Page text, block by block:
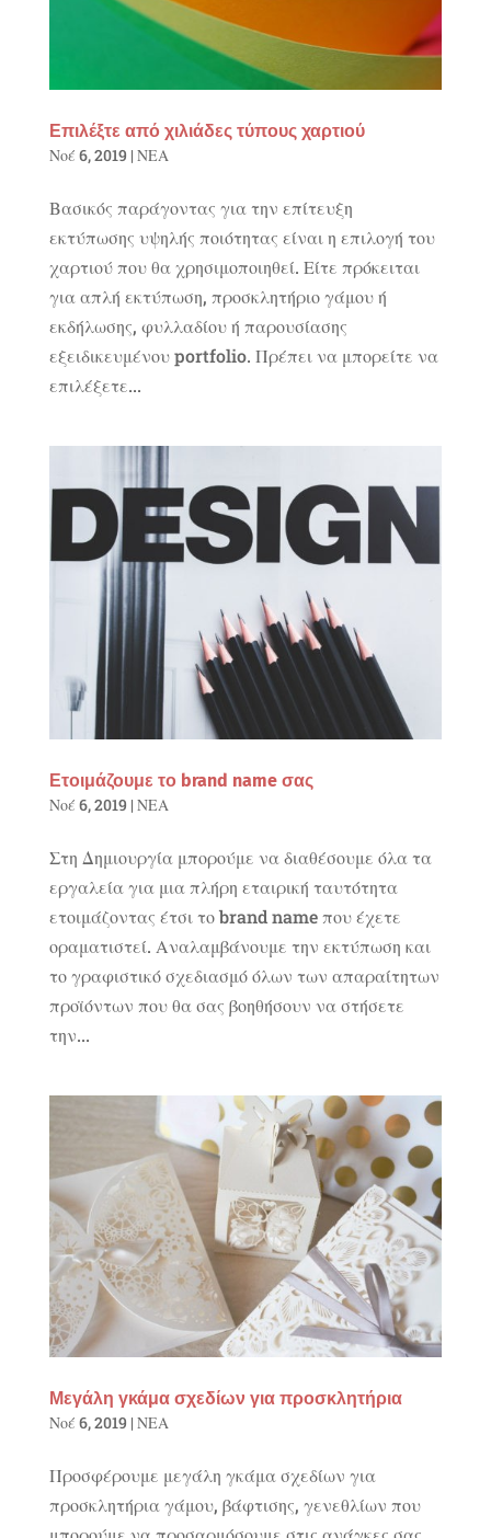
Επιλέξτε από χιλιάδες τύπους χαρτιού
Νοέ 6, 2019 | ΝΕΑ
Βασικός παράγοντας για την επίτευξη
εκτύπωσης υψηλής ποιότητας είναι η επιλογή του
χαρτιού που θα χρησιμοποιηθεί. Είτε πρόκειται
για απλή εκτύπωση, προσκλητήριο γάμου ή
εκδήλωσης, φυλλαδίου ή παρουσίασης
εξειδικευμένου portfolio. Πρέπει να μπορείτε να
επιλέξετε...
Ετοιμάζουμε το brand name σας
Νοέ 6, 2019 | ΝΕΑ
Στη Δημιουργία μπορούμε να διαθέσουμε όλα τα
εργαλεία για μια πλήρη εταιρική ταυτότητα
ετοιμάζοντας έτσι το brand name που έχετε
οραματιστεί. Αναλαμβάνουμε την εκτύπωση και
το γραφιστικό σχεδιασμό όλων των απαραίτητων
προϊόντων που θα σας βοηθήσουν να στήσετε
την...
Μεγάλη γκάμα σχεδίων για προσκλητήρια
Νοέ 6, 2019 | ΝΕΑ
Προσφέρουμε μεγάλη γκάμα σχεδίων για
προσκλητήρια γάμου, βάφτισης, γενεθλίων που